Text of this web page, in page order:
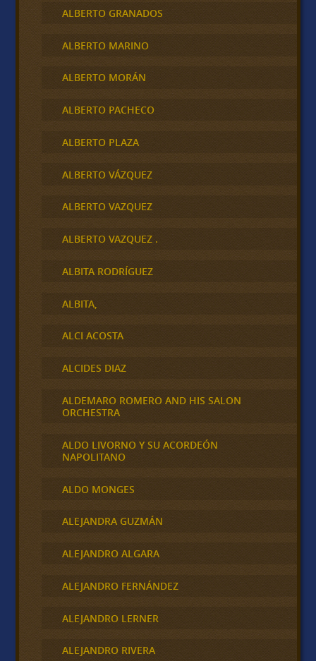
ALBERTO GRANADOS
ALBERTO MARINO
ALBERTO MORÁN
ALBERTO PACHECO
ALBERTO PLAZA
ALBERTO VÁZQUEZ
ALBERTO VAZQUEZ
ALBERTO VAZQUEZ .
ALBITA RODRÍGUEZ
ALBITA,
ALCI ACOSTA
ALCIDES DIAZ
ALDEMARO ROMERO AND HIS SALON
ORCHESTRA
ALDO LIVORNO Y SU ACORDEÓN
NAPOLITANO
ALDO MONGES
ALEJANDRA GUZMÁN
ALEJANDRO ALGARA
ALEJANDRO FERNÁNDEZ
ALEJANDRO LERNER
ALEJANDRO RIVERA